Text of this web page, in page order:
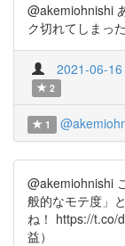
@akemiohnishi
ク切れてしまっ
2021-06-16
2
1
@akemiohnishi
般的なモテ度」
ね！ https://t.co/
益）